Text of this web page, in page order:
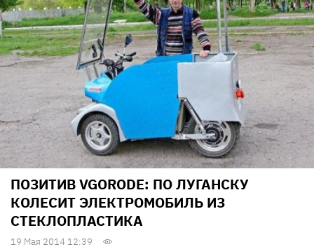
ПОЗИТИВ VGORODE: ПО ЛУГАНСКУ
КОЛЕСИТ ЭЛЕКТРОМОБИЛЬ ИЗ
СТЕКЛОПЛАСТИКА
19 Мая 2014 12:39